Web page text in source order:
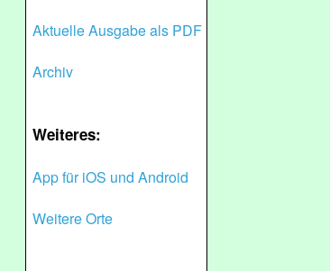
Aktuelle Ausgabe als PDF
Archiv
Weiteres:
App für iOS und Android
Weitere Orte